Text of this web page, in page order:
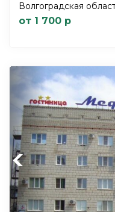
Волгоградская
от 1 700 р
Previous